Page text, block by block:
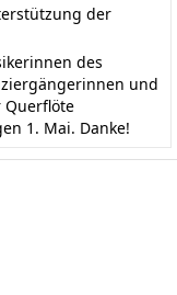
der
des
und
Querflöte
1. Mai. Danke!